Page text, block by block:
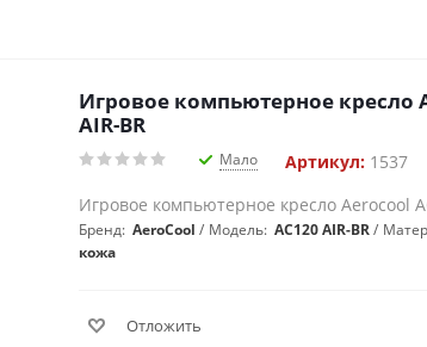
Игровое компьютерное кресло
AIR-BR
Мало Артикул: 1537
Игровое компьютерное кресло Aerocool
Бренд: AeroCool Модель: AC120 AIR-BR
кожа
Отложить